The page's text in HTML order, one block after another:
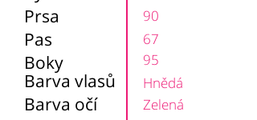
Prsa 90
Barva vlasů
Barva očí
67
95
Hnědá
Zelená
Pas
Boky